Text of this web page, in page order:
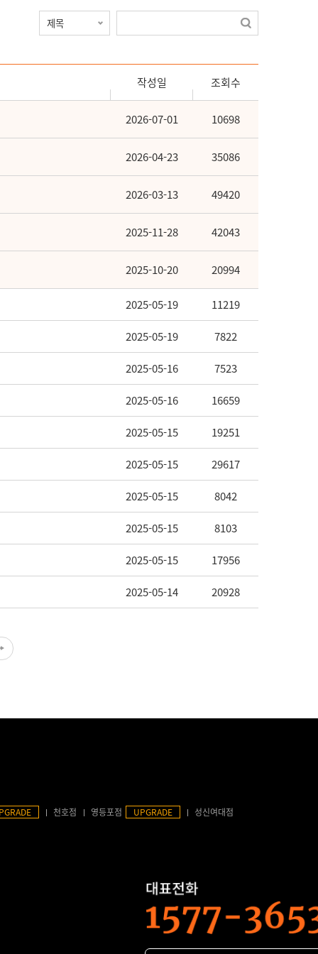
작성일 조회수
2026-07-01 10698
2026-04-23 35086
2026-03-13 49420
2025-11-28 42043
2025-10-20 20994
2025-05-19 11219
2025-05-19 7822
2025-05-16 7523
2025-05-16 16659
2025-05-15 19251
2025-05-15 29617
2025-05-15 8042
2025-05-15 8103
2025-05-15 17956
2025-05-14 20928
천호점 영등포점 UPGRADE 성신여대점